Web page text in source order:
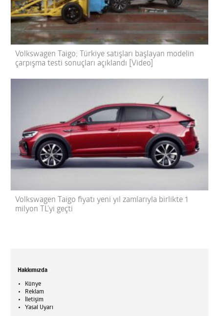
Volkswagen Taigo; Türkiye satışları başlayan modelin
çarpışma testi sonuçları açıklandı [Video]
Volkswagen Taigo fiyatı yeni yıl zamlarıyla birlikte 1
milyon TL’yi geçti
Hakkımızda
Künye
Reklam
İletişim
Yasal Uyarı